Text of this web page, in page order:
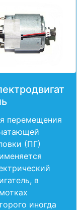
перемещения
(ПГ)
в
иногда